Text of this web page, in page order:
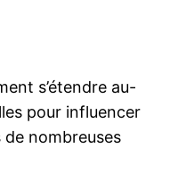
s’étendre au-
pour influencer
de nombreuses